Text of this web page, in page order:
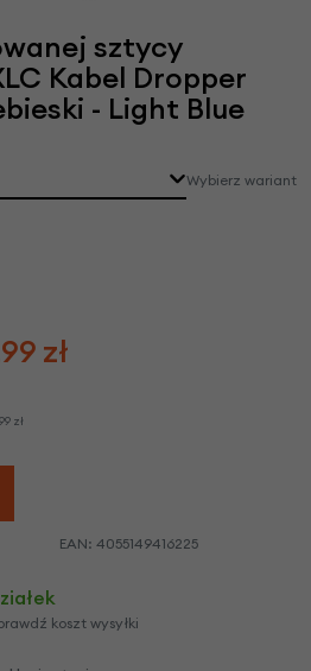
sztycy
Kabel Dropper
- Light Blue
Wybierz wariant
zł
zł
EAN: 4055149416225
koszt wysyłki